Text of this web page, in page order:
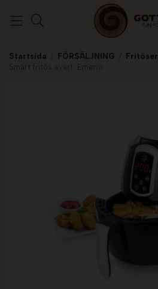
Startsida FÖRSÄLJNING Fritöser